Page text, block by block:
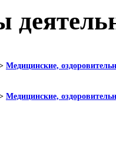
Медицинские,
Медицинские,